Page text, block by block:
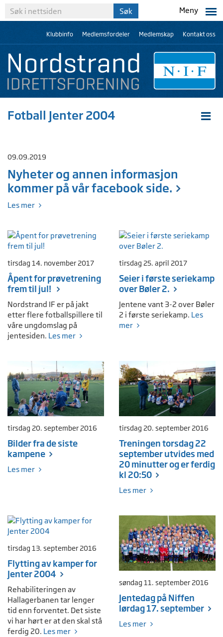
Meny
Klubbinfo Medlemsfordeler Medlemskap Kontakt oss
Fotball Jenter 2004
09.09.2019
Nyheter og annen informasjon
kommer på vår facebook side.
Les mer
tirsdag 14. november 2017
Åpent for prøvetrening
frem til jul!
Nordstrand IF er på jakt
etter flere fotballspillere til
våre ungdomslag på
jentesiden. Les mer
tirsdag 25. april 2017
Seier i første seriekamp
over Bøler 2.
Jentene vant 3-2 over Bøler
2 i første seriekamp. Les
mer
tirsdag 20. september 2016
Bilder fra de siste
kampene
Les mer
tirsdag 20. september 2016
Treningen torsdag 22
september utvides med
20 minutter og er ferdig
kl 20:50
Les mer
tirsdag 13. september 2016
Flytting av kamper for
Jenter 2004
Rehabiliteringen av
Hallagerbanen tar lenger
tid enn forventet. Det siste
vi har hørt er at den skal stå
ferdig 20. Les mer
søndag 11. september 2016
Jentedag på Niffen
lørdag 17. september
Les mer